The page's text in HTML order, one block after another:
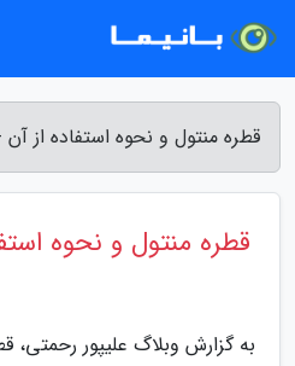
قطره منتول و نحوه استفاده از
قطره منتول و نحوه